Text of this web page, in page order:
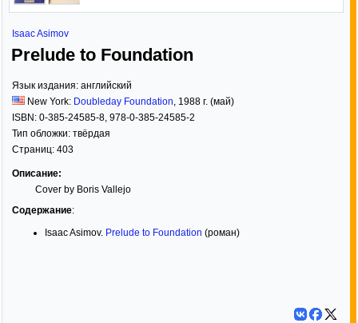
Isaac Asimov
Prelude to Foundation
Язык издания: английский
New York: Doubleday Foundation, 1988 г. (май)
ISBN: 0-385-24585-8, 978-0-385-24585-2
Тип обложки: твёрдая
Страниц: 403
Описание:
Cover by Boris Vallejo
Содержание:
Isaac Asimov. Prelude to Foundation (роман)